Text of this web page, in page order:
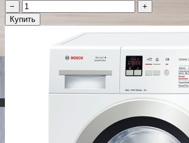
−
+
Купить